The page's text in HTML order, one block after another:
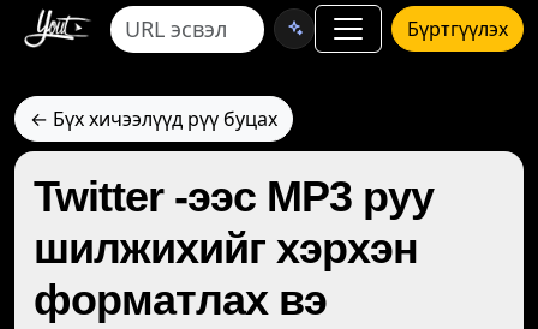
Бүртгүүлэх
← Бүх хичээлүүд рүү буцах
Twitter -ээс MP3 руу
шилжихийг хэрхэн
форматлах вэ